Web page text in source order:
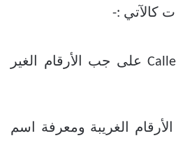
كالآتي :-
يعمل برنامج Caller ID على جب الأرقام الغير
الغريبة ومعرفة اسم